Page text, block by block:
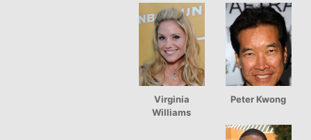
Virginia
Williams
Peter Kwong